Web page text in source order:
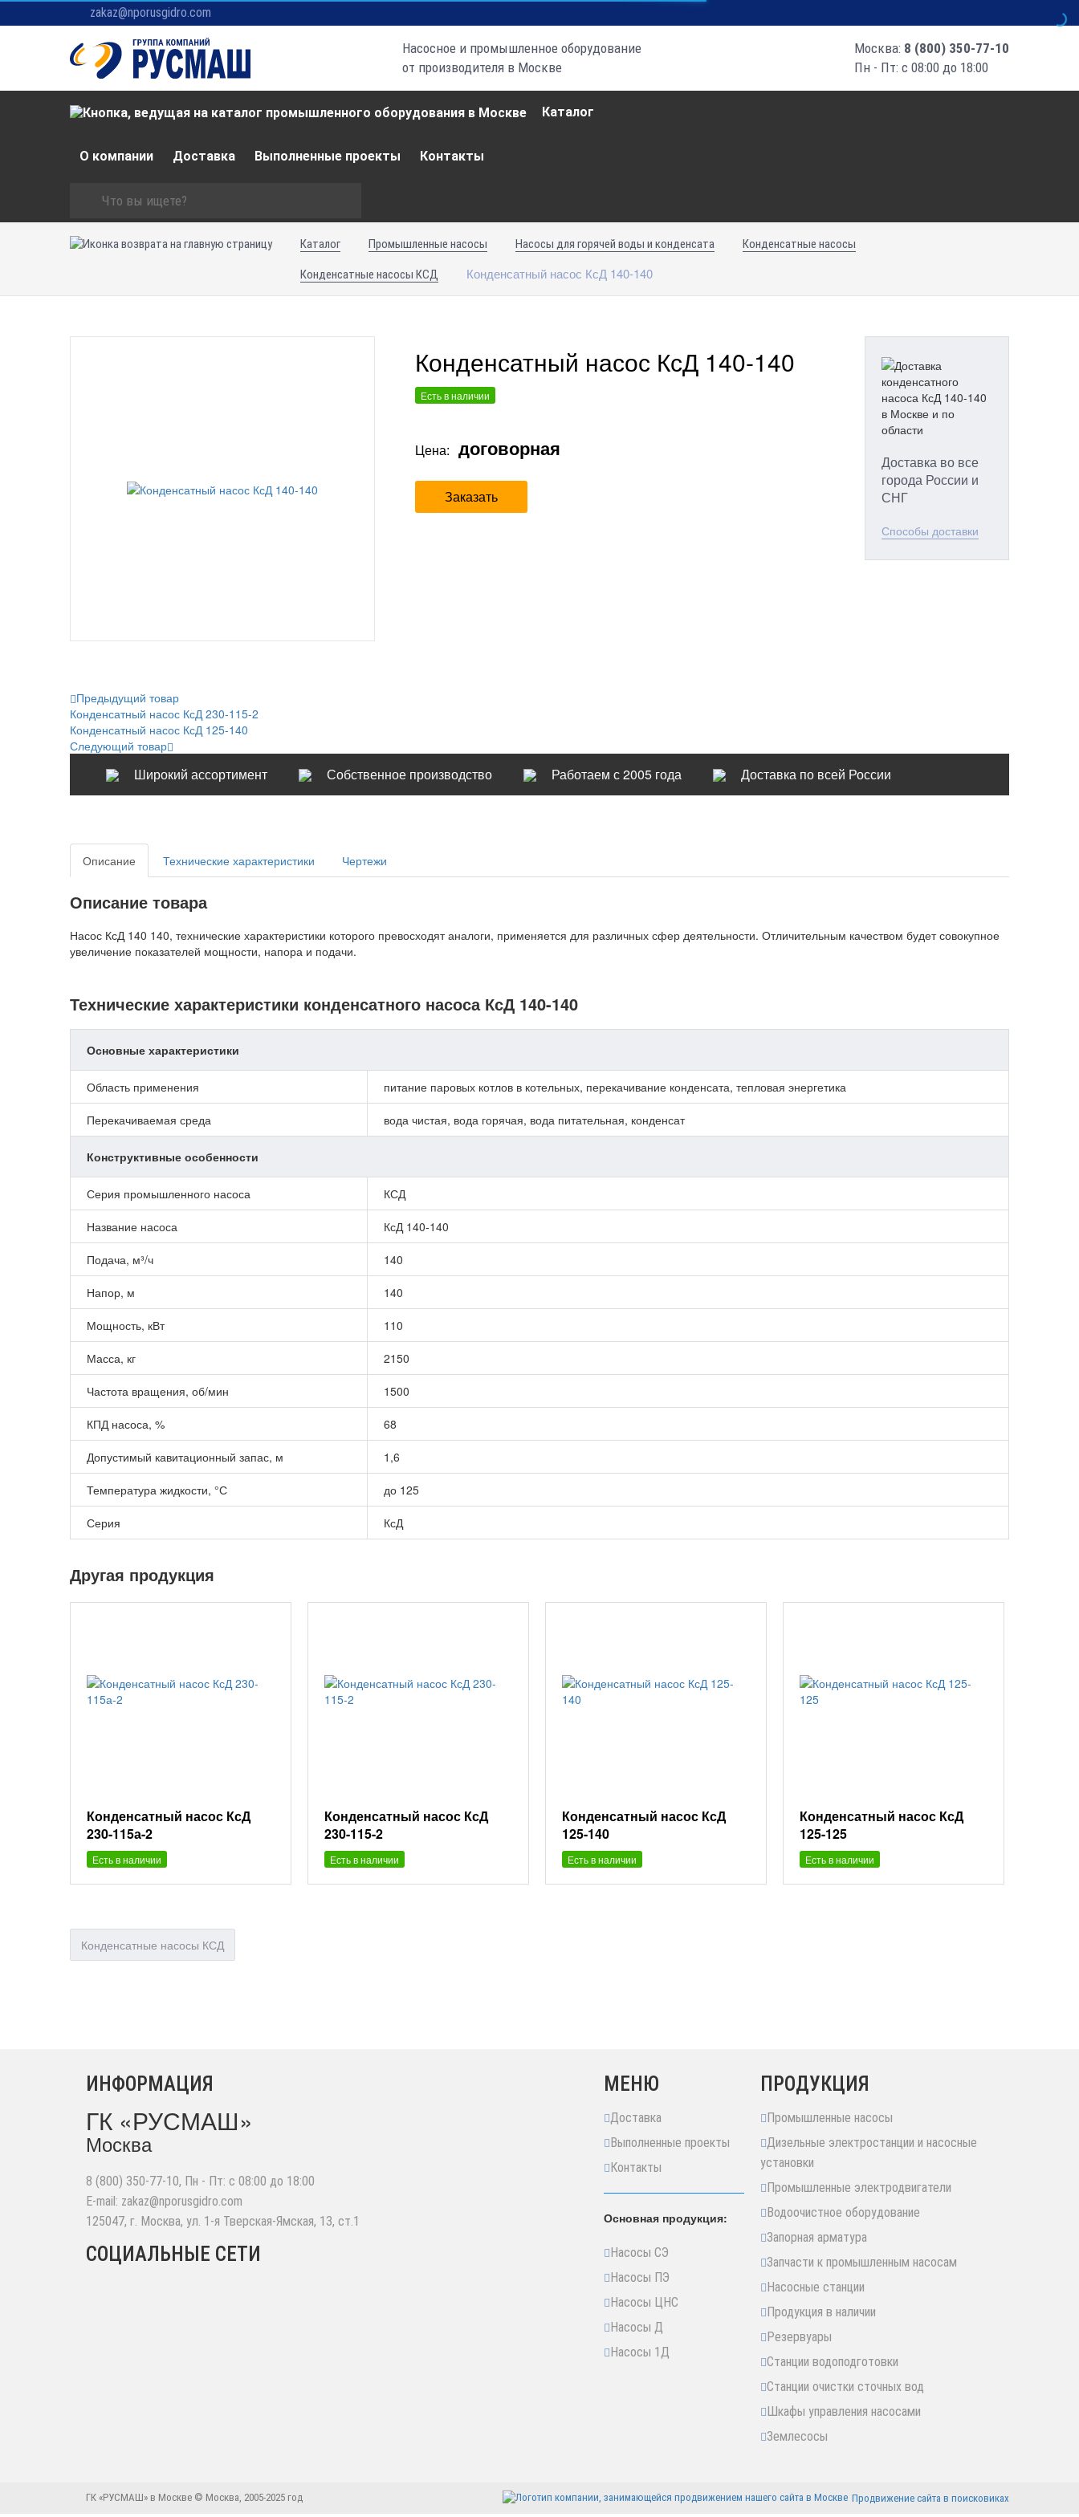
zakaz@nporusgidro.com
Насосное и промышленное оборудование
от производителя в Москве
Москва: 8 (800) 350-77-10
Пн - Пт: с 08:00 до 18:00
Каталог
О компании Доставка Выполненные проекты Контакты
Каталог Промышленные насосы Насосы для горячей воды и конденсата Конденсатные насосы
Конденсатные насосы КСД Конденсатный насос КсД 140-140
Конденсатный насос КсД 140-140
Есть в наличии
Цена: договорная
Заказать
Доставка во все
города России и
СНГ
Способы доставки
Предыдущий товар
Конденсатный насос КсД 230-115-2
Конденсатный насос КсД 125-140
Следующий товар
Широкий ассортимент Собственное производство Работаем с 2005 года Доставка по всей России
Описание Технические характеристики Чертежи
Описание товара
Насос КсД 140 140, технические характеристики которого превосходят аналоги, применяется для различных сфер деятельности. Отличительным качеством будет совокупное
увеличение показателей мощности, напора и подачи.
Технические характеристики конденсатного насоса КсД 140-140
Основные характеристики
Область применения питание паровых котлов в котельных, перекачивание конденсата, тепловая энергетика
Перекачиваемая среда вода чистая, вода горячая, вода питательная, конденсат
Конструктивные особенности
Серия промышленного насоса КСД
Название насоса КсД 140-140
Подача, м³/ч 140
Напор, м 140
Мощность, кВт 110
Масса, кг 2150
Частота вращения, об/мин 1500
КПД насоса, % 68
Допустимый кавитационный запас, м 1,6
Температура жидкости, °С до 125
Серия КсД
Другая продукция
Конденсатный насос КсД
230-115а-2
Есть в наличии
Конденсатный насос КсД
230-115-2
Есть в наличии
Конденсатный насос КсД
125-140
Есть в наличии
Конденсатный насос КсД
125-125
Есть в наличии
Конденсатные насосы КСД
ИНФОРМАЦИЯ
ГК «РУСМАШ»
Москва
8 (800) 350-77-10, Пн - Пт: с 08:00 до 18:00
E-mail: zakaz@nporusgidro.com
125047, г. Москва, ул. 1-я Тверская-Ямская, 13, ст.1
СОЦИАЛЬНЫЕ СЕТИ
МЕНЮ
Доставка
Выполненные проекты
Контакты
Основная продукция:
Насосы СЭ
Насосы ПЭ
Насосы ЦНС
Насосы Д
Насосы 1Д
ПРОДУКЦИЯ
Промышленные насосы
Дизельные электростанции и насосные
установки
Промышленные электродвигатели
Водоочистное оборудование
Запорная арматура
Запчасти к промышленным насосам
Насосные станции
Продукция в наличии
Резервуары
Станции водоподготовки
Станции очистки сточных вод
Шкафы управления насосами
Землесосы
ГК «РУСМАШ» в Москве © Москва, 2005-2025 год Продвижение сайта в поисковиках